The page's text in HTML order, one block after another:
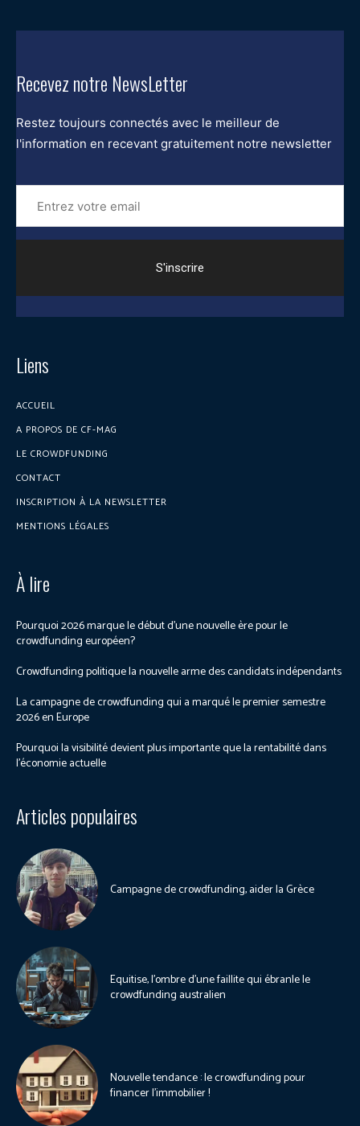
Recevez notre NewsLetter
Restez toujours connectés avec le meilleur de
l'information en recevant gratuitement notre newsletter
Entrez
votre
email
Liens
ACCUEIL
A PROPOS DE CF-MAG
LE CROWDFUNDING
CONTACT
INSCRIPTION À LA NEWSLETTER
MENTIONS LÉGALES
À lire
Pourquoi 2026 marque le début d’une nouvelle ère pour le
crowdfunding européen?
Crowdfunding politique la nouvelle arme des candidats indépendants
La campagne de crowdfunding qui a marqué le premier semestre
2026 en Europe
Pourquoi la visibilité devient plus importante que la rentabilité dans
l’économie actuelle
Articles populaires
Campagne de crowdfunding, aider la Grèce
Equitise, l’ombre d’une faillite qui ébranle le
crowdfunding australien
Nouvelle tendance : le crowdfunding pour
financer l’immobilier !